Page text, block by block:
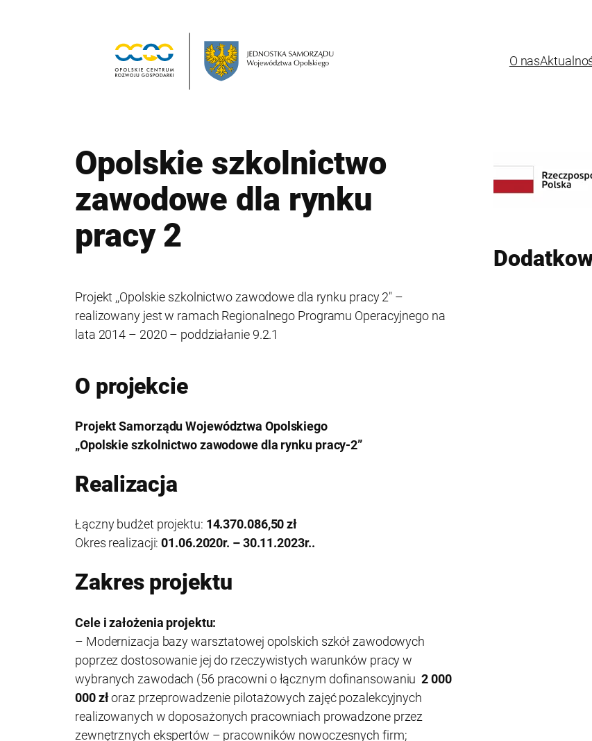
O nas
Opolskie szkolnictwo
zawodowe dla rynku
pracy 2
Projekt ,,Opolskie szkolnictwo zawodowe dla rynku pracy 2″ –
realizowany jest w ramach Regionalnego Programu Operacyjnego na
lata 2014 – 2020 – poddziałanie 9.2.1
O projekcie
Projekt Samorządu Województwa Opolskiego
„Opolskie szkolnictwo zawodowe dla rynku pracy-2”
Realizacja
Łączny budżet projektu: 14.370.086,50 zł
Okres realizacji: 01.06.2020r. – 30.11.2023r..
Zakres projektu
Cele i założenia projektu:
– Modernizacja bazy warsztatowej opolskich szkół zawodowych
poprzez dostosowanie jej do rzeczywistych warunków pracy w
wybranych zawodach (56 pracowni o łącznym dofinansowaniu2 000
000 złoraz przeprowadzenie pilotażowych zajęć pozalekcyjnych
realizowanych w doposażonych pracowniach prowadzone przez
zewnętrznych ekspertów – pracowników nowoczesnych firm;